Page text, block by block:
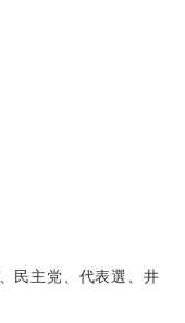
民主党、代表選、井